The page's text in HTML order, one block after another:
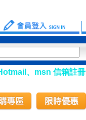
信箱註冊會員】